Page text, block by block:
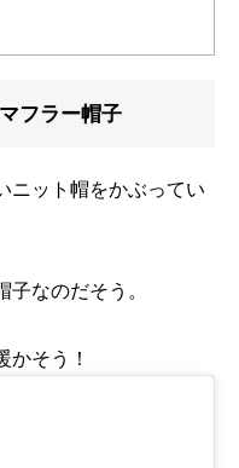
フラー帽子
ニット帽をかぶってい
なのだそう。
かそう！